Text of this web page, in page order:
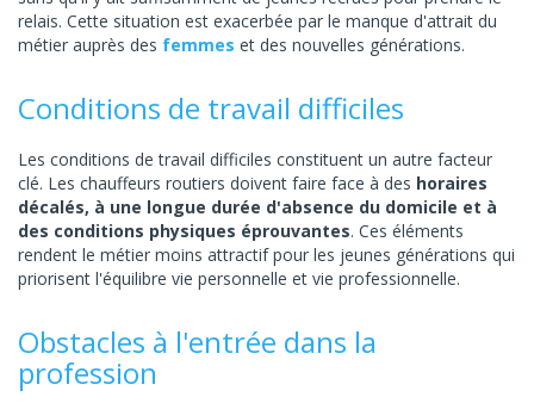
relais. Cette situation est exacerbée par le manque d'attrait du
métier auprès des femmes et des nouvelles générations.
Conditions de travail difficiles
Les conditions de travail difficiles constituent un autre facteur
clé. Les chauffeurs routiers doivent faire face à des horaires
décalés, à une longue durée d'absence du domicile et à
des conditions physiques éprouvantes. Ces éléments
rendent le métier moins attractif pour les jeunes générations qui
priorisent l'équilibre vie personnelle et vie professionnelle.
Obstacles à l'entrée dans la
profession